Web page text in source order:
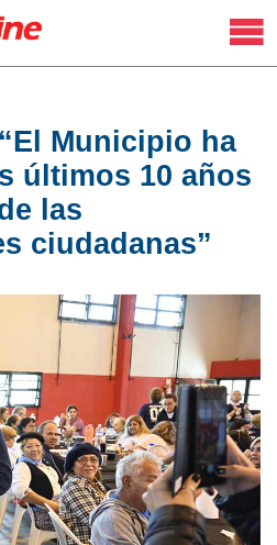
Municipio ha
últimos 10 años
las
ciudadanas”